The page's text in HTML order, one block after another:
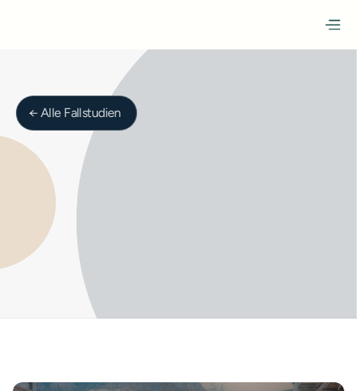
← Alle Fallstudien
Holzbau, Küchenbau & Schreinerei
Nussbaumer AG
Nussbaumer AG ist ein spezialisiertes Holzbau-
Unternehmen mit Sitz in Naters (VS) für Neubauten,
Sanierungen und Innenausbauten in Holz.